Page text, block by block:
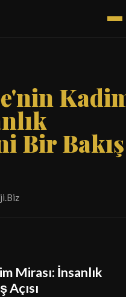
Bir Bakış
Mirası: İnsanlık
Açısı